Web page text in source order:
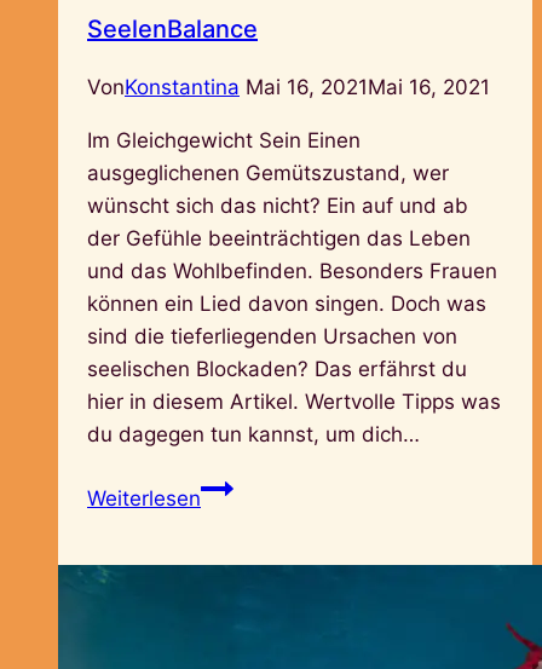
SeelenBalance
VonKonstantina Mai 16, 2021Mai 16, 2021
Im Gleichgewicht Sein Einen
ausgeglichenen Gemütszustand, wer
wünscht sich das nicht? Ein auf und ab
der Gefühle beeinträchtigen das Leben
und das Wohlbefinden. Besonders Frauen
können ein Lied davon singen. Doch was
sind die tieferliegenden Ursachen von
seelischen Blockaden? Das erfährst du
hier in diesem Artikel. Wertvolle Tipps was
du dagegen tun kannst, um dich…
WeiterlesenSeelenBalance